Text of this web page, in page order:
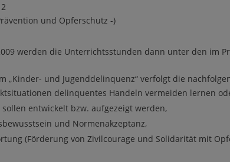
und Opferschutz -)
werden die Unterrichtsstunden dann unter den im
„Kinder- und Jugenddelinquenz“ verfolgt die
delinquentes Handeln vermeiden lernen
entwickelt bzw. aufgezeigt werden,
und Normenakzeptanz,
(Förderung von Zivilcourage und Solidarität mit